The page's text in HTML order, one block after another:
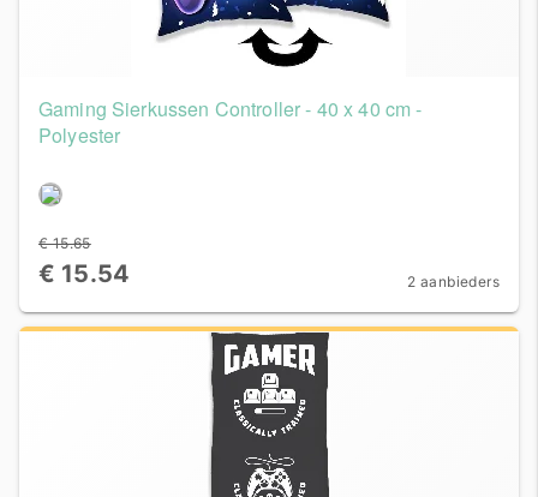
Gaming Sierkussen Controller - 40 x 40 cm -
Polyester
€ 15.65
€ 15.54 2 aanbieders